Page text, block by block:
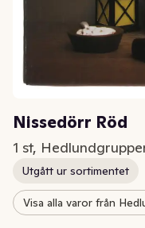
Nissedörr Röd
1 st,
Utgått ur sortimentet
Visa alla varor från